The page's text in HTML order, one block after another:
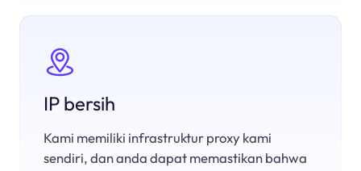
IP bersih
Kami memiliki infrastruktur proxy kami
sendiri, dan anda dapat memastikan bahwa